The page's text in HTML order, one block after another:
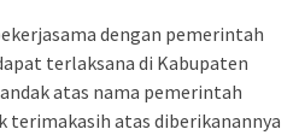
dengan pemerintah
terlaksana di Kabupaten
atas nama pemerintah
terimakasih atas diberikanannya